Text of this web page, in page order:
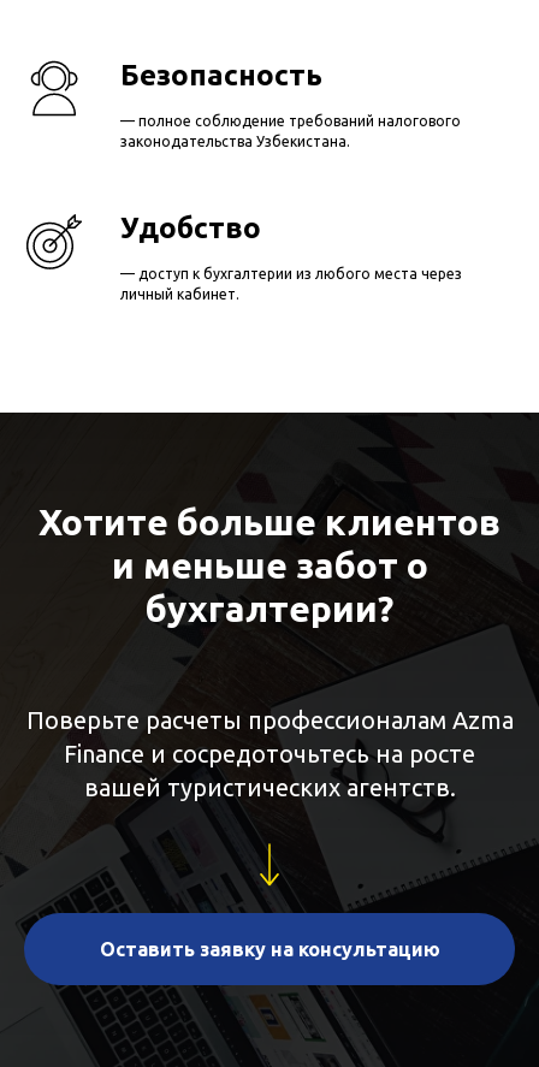
Безопасность
— полное соблюдение требований налогового
законодательства Узбекистана.
Удобство
— доступ к бухгалтерии из любого места через
личный кабинет.
Хотите больше клиентов
и меньше забот о
бухгалтерии?
Поверьте расчеты профессионалам Azma
Finance и сосредоточьтесь на росте
вашейтуристических агентств.
Оставить заявку на консультацию